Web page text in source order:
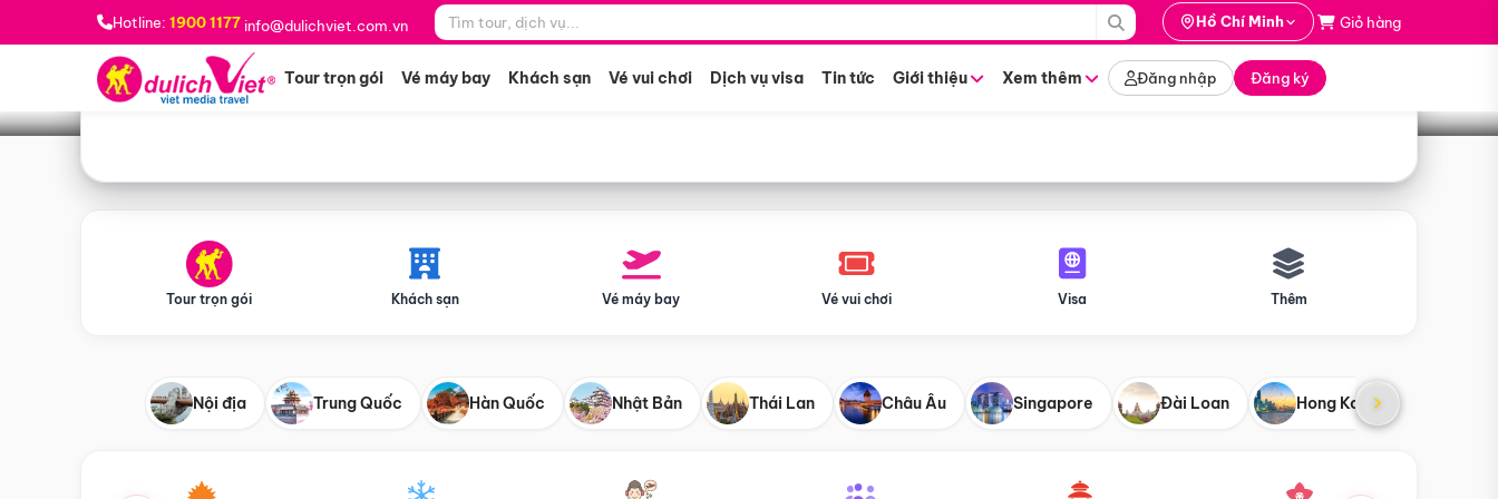
Hotline: 1900 1177 info@dulichviet.com.vn Hồ Chí Minh Giỏ hàng
Tour trọn gói Vé máy bay Khách sạn Vé vui chơi Dịch vụ visa Tin tức Giới thiệu Xem thêm Đăng nhập Đăng ký
Bạn muốn đi đâu? *
Tìm tour
Tour trọn gói Khách sạn Vé máy bay Vé vui chơi Visa Thêm
Nội địa Trung Quốc Hàn Quốc Nhật Bản Thái Lan Châu Âu Singapore Đài Loan Hong Kong